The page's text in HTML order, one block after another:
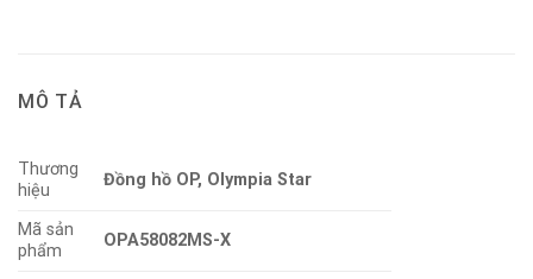
MÔ TẢ
Thương
hiệu
Đồng hồ OP, Olympia Star
Mã sản
phẩm
OPA58082MS-X